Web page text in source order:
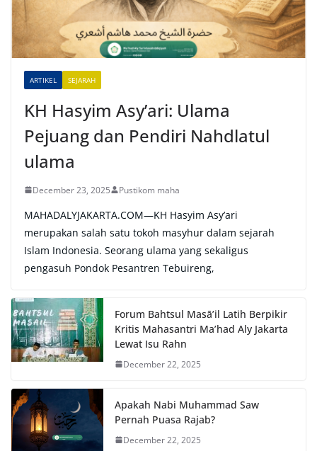
ARTIKEL SEJARAH
KH Hasyim Asy’ari: Ulama
Pejuang dan Pendiri Nahdlatul
ulama
December 23, 2025 Pustikom maha
MAHADALYJAKARTA.COM—KH Hasyim Asy’ari
merupakan salah satu tokoh masyhur dalam sejarah
Islam Indonesia. Seorang ulama yang sekaligus
pengasuh Pondok Pesantren Tebuireng,
Forum Bahtsul Masā’il Latih Berpikir
Kritis Mahasantri Ma’had Aly Jakarta
Lewat Isu Rahn
December 22, 2025
Apakah Nabi Muhammad Saw
Pernah Puasa Rajab?
December 22, 2025